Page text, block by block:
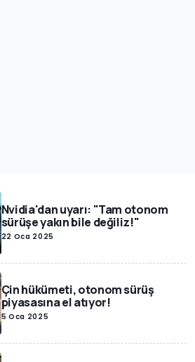
Nvidia'dan uyarı: "Tam otonom
sürüşe yakın bile değiliz!"
22 Oca 2025
Çin hükümeti, otonom sürüş
piyasasına el atıyor!
5 Oca 2025